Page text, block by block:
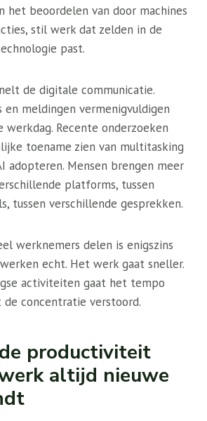
het beoordelen van door machines
stil werk dat zelden in de
past.
de digitale communicatie.
en meldingen vermenigvuldigen
werkdag. Recente onderzoeken
toename zien van multitasking
adopteren. Mensen brengen meer
platforms, tussen
tussen verschillende gesprekken.
werknemers delen is enigszins
echt. Het werk gaat sneller.
activiteiten gaat het tempo
concentratie verstoord.
productiviteit
altijd nieuwe